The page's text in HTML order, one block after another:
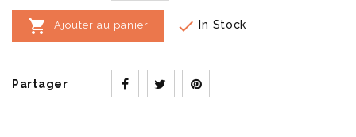
 Ajouter au panier  In Stock
Partager